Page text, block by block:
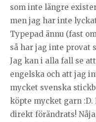
som inte längre
men jag har inte
Typepad ännu (fast
så har jag inte provat
Jag kan i alla fall se
engelska och att jag
mycket svenska
köpte mycket garn
direkt förändrats!